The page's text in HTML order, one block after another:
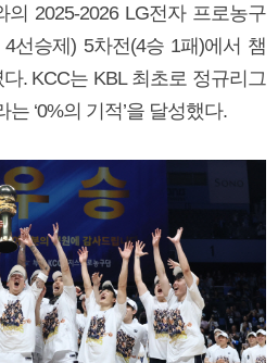
2025-2026 LG전자 프로농구
선승제) 5차전(4승 1패)에서 챔
. KCC는 KBL 최초로 정규리그
‘0%의 기적’을 달성했다.